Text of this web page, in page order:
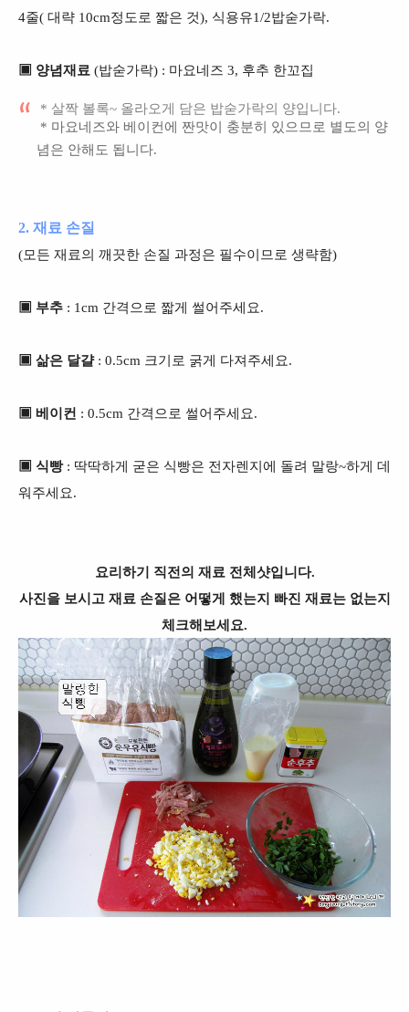
4줄( 대략 10cm정도로 짧은 것), 식용유1/2밥숟가락.
▣ 양념재료 (밥숟가락) : 마요네즈 3, 후추 한꼬집
* 살짝 볼록~ 올라오게 담은 밥숟가락의 양입니다.
* 마요네즈와 베이컨에 짠맛이 충분히 있으므로 별도의 양
념은 안해도 됩니다.
2. 재료 손질
(모든 재료의 깨끗한 손질 과정은 필수이므로 생략함)
▣ 부추 : 1cm 간격으로 짧게 썰어주세요.
▣ 삶은 달걀: 0.5cm 크기로 굵게 다져주세요.
▣ 베이컨 : 0.5cm 간격으로 썰어주세요.
▣ 식빵: 딱딱하게 굳은 식빵은 전자렌지에 돌려 말랑~하게 데
워주세요.
요리하기 직전의 재료 전체샷입니다.
사진을 보시고 재료 손질은 어떻게 했는지 빠진 재료는 없는지
체크해보세요.